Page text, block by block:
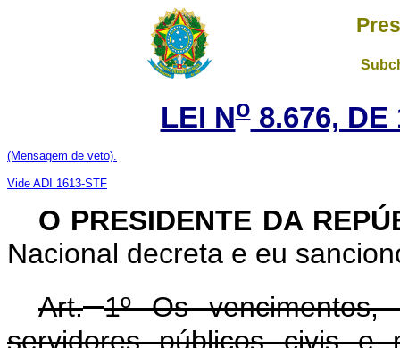
LEI No8.676, DE
(Mensagem de veto).
Vide ADI 1613-STF
O PRESIDENTE DA
Nacional decreta e eu
Art.
1º Os
servidores públicos civis e